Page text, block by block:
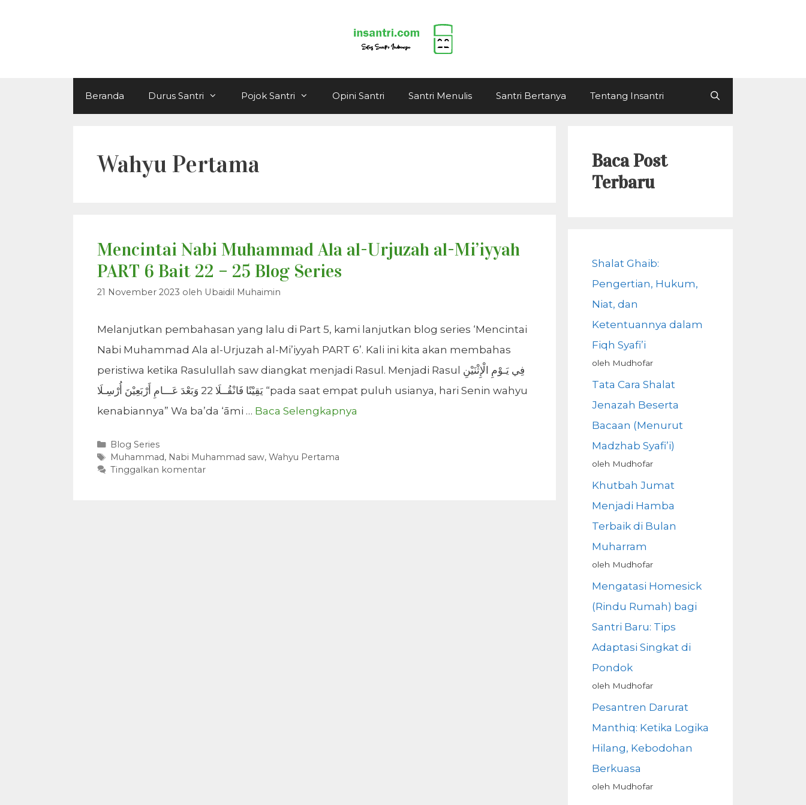
Beranda Durus Santri Pojok Santri Opini Santri Santri Menulis Santri Bertanya Tentang Insantri
Wahyu Pertama
Mencintai Nabi Muhammad Ala al-Urjuzah al-Mi’iyyah
PART 6 Bait 22 – 25 Blog Series
21 November 2023 oleh Ubaidil Muhaimin
Melanjutkan pembahasan yang lalu di Part 5, kami lanjutkan blog series ‘Mencintai
Nabi Muhammad Ala al-Urjuzah al-Mi’iyyah PART 6’. Kali ini kita akan membahas
peristiwa ketika Rasulullah saw diangkat menjadi Rasul. Menjadi Rasul فِي يَـوْمِ الْإِثْنَيْنِ
يَقِيْنًا فَانْقُــلَا 22 وَبَعْدَ عَـــامِ أَرْبَعِيْنَ أُرْسِـلَا “pada saat empat puluh usianya, hari Senin wahyu
kenabiannya” Wa ba’da ‘āmi … Baca Selengkapnya
Kategori
Blog Series
Tag
Muhammad, Nabi Muhammad saw, Wahyu Pertama
Tinggalkan komentar
Baca Post
Terbaru
Shalat Ghaib:
Pengertian, Hukum,
Niat, dan
Ketentuannya dalam
Fiqh Syafi’i
oleh Mudhofar
Tata Cara Shalat
Jenazah Beserta
Bacaan (Menurut
Madzhab Syafi’i)
oleh Mudhofar
Khutbah Jumat
Menjadi Hamba
Terbaik di Bulan
Muharram
oleh Mudhofar
Mengatasi Homesick
(Rindu Rumah) bagi
Santri Baru: Tips
Adaptasi Singkat di
Pondok
oleh Mudhofar
Pesantren Darurat
Manthiq: Ketika Logika
Hilang, Kebodohan
Berkuasa
oleh Mudhofar